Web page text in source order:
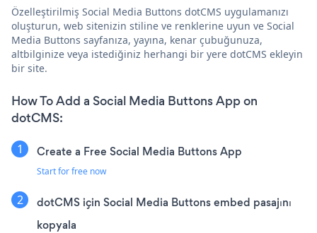
Özelleştirilmiş Social Media Buttons dotCMS uygulamanızı
oluşturun, web sitenizin stiline ve renklerine uyun ve Social
Media Buttons sayfanıza, yayına, kenar çubuğunuza,
altbilginize veya istediğiniz herhangi bir yere dotCMS ekleyin
bir site.
How To Add a Social Media Buttons App on
dotCMS:
Create a Free Social Media Buttons App
Start for free now
dotCMS için Social Media Buttons embed pasajını
kopyala